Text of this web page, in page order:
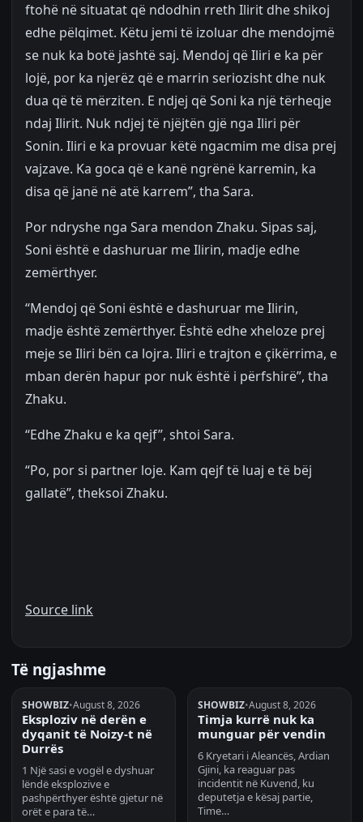
ftohë në situatat që ndodhin rreth Ilirit dhe shikoj
edhe pëlqimet. Këtu jemi të izoluar dhe mendojmë
se nuk ka botë jashtë saj. Mendoj që Iliri e ka për
lojë, por ka njerëz që e marrin seriozisht dhe nuk
dua që të mërziten. E ndjej që Soni ka një tërheqje
ndaj Ilirit. Nuk ndjej të njëjtën gjë nga Iliri për
Sonin. Iliri e ka provuar këtë ngacmim me disa prej
vajzave. Ka goca që e kanë ngrënë karremin, ka
disa që janë në atë karrem”, tha Sara.
Por ndryshe nga Sara mendon Zhaku. Sipas saj,
Soni është e dashuruar me Ilirin, madje edhe
zemërthyer.
“Mendoj që Soni është e dashuruar me Ilirin,
madje është zemërthyer. Është edhe xheloze prej
meje se Iliri bën ca lojra. Iliri e trajton e çikërrima, e
mban derën hapur por nuk është i përfshirë”, tha
Zhaku.
“Edhe Zhaku e ka qejf”, shtoi Sara.
“Po, por si partner loje. Kam qejf të luaj e të bëj
gallatë”, theksoi Zhaku.
Source link
Të ngjashme
SHOWBIZ•August 8, 2026
Eksploziv në derën e
dyqanit të Noizy-t në
Durrës
1 Një sasi e vogël e dyshuar
lëndë eksplozive e
pashpërthyer është gjetur në
orët e para të…
SHOWBIZ•August 8, 2026
Timja kurrë nuk ka
munguar për vendin
6 Kryetari i Aleancës, Ardian
Gjini, ka reaguar pas
incidentit në Kuvend, ku
deputetja e kësaj partie,
Time…